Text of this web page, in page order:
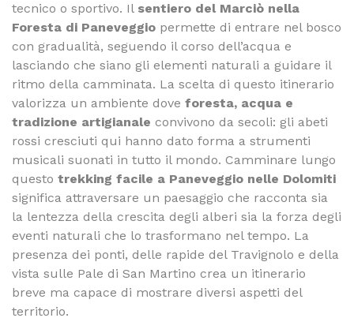
tecnico o sportivo. Il sentiero del Marciò nella
Foresta di Paneveggio permette di entrare nel bosco
con gradualità, seguendo il corso dell’acqua e
lasciando che siano gli elementi naturali a guidare il
ritmo della camminata. La scelta di questo itinerario
valorizza un ambiente dove foresta, acqua e
tradizione artigianale convivono da secoli: gli abeti
rossi cresciuti qui hanno dato forma a strumenti
musicali suonati in tutto il mondo. Camminare lungo
questo trekking facile a Paneveggio nelle Dolomiti
significa attraversare un paesaggio che racconta sia
la lentezza della crescita degli alberi sia la forza degli
eventi naturali che lo trasformano nel tempo. La
presenza dei ponti, delle rapide del Travignolo e della
vista sulle Pale di San Martino crea un itinerario
breve ma capace di mostrare diversi aspetti del
territorio.